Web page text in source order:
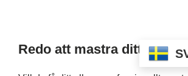
Redo att mastra ditt